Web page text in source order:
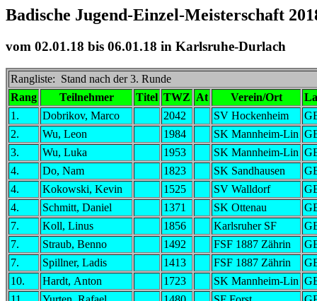
Badische Jugend-Einzel-Meisterschaft
vom 02.01.18 bis 06.01.18 in Karlsruhe-Durlach
Rangliste: Stand nach der 3. Runde
Rang
Teilnehmer Titel TWZ At Verein/Ort
1.
Dobrikov, Marco 2042 SV Hockenheim
2.
Wu, Leon 1984 SK Mannheim-Lin
3.
Wu, Luka 1953 SK Mannheim-Lin
4.
Do, Nam 1823 SK Sandhausen
4.
Kokowski, Kevin 1525 SV Walldorf
4.
Schmitt, Daniel 1371 SK Ottenau
7.
Koll, Linus 1856 Karlsruher SF
7.
Straub, Benno 1492 FSF 1887 Zährin
7.
Spillner, Ladis 1413 FSF 1887 Zährin
10.
Hardt, Anton 1723 SK Mannheim-Lin